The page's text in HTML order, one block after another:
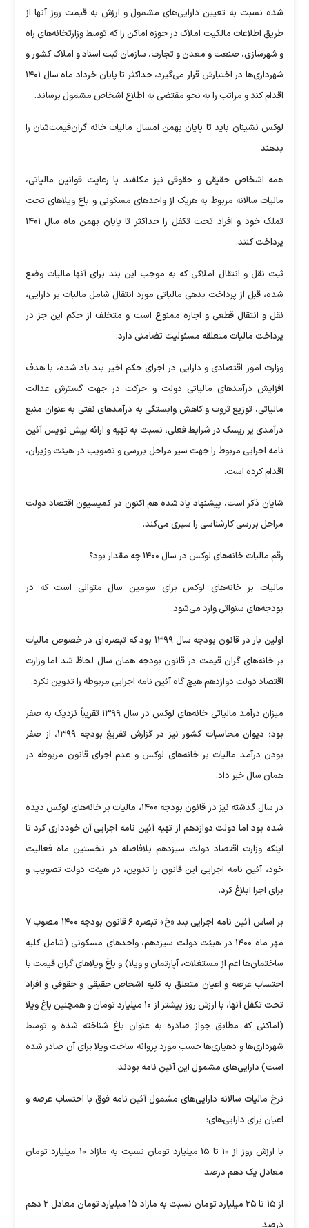
شده نسبت به تعیین دارایی‌های مشمول و ارزش به قیمت روز آنها از
طریق اطلاعات مالکیت املاک در حوزه اماکن را که توسط وزارتخانه‌های راه
و شهرسازی، صنعت و معدن و تجارت، سازمان ثبت اسناد و املاک کشور و
شهرداری‌ها در اختیارش قرار می‌گیرد، حداکثر تا پایان خرداد ماه سال ۱۴۰۱
اقدام کند و مراتب را به نحو مقتضی به اطلاع اشخاص مشمول برساند.
لوکس نشینان باید تا پایان بهمن امسال مالیات خانه گران‌قیمت‌شان را
بدهند
همه اشخاص حقیقی و حقوقی نیز مکلفند با رعایت قوانین مالیاتی،
مالیات سالانه مربوط به هریک از واحدهای مسکونی و باغ ویلاهای تحت
تملک خود و افراد تحت تکفل را حداکثر تا پایان بهمن ماه سال ۱۴۰۱
پرداخت کنند.
ثبت نقل و انتقال املاکی که به موجب این بند برای آنها مالیات وضع
شده، قبل از پرداخت بدهی مالیاتی مورد انتقال شامل مالیات بر دارایی،
نقل و انتقال قطعی و اجاره ممنوع است و متخلف از حکم این جز در
پرداخت مالیات متعلقه مسئولیت تضامنی دارد.
وزارت امور اقتصادی و دارایی در اجرای حکم اخیر بند یاد شده، با هدف
افزایش درآمدهای مالیاتی دولت و حرکت در جهت گسترش عدالت
مالیاتی، توزیع ثروت و کاهش وابستگی به درآمدهای نفتی به عنوان منبع
درآمدی پر ریسک در شرایط فعلی، نسبت به تهیه و ارائه پیش نویس آئین
نامه اجرایی مربوط را جهت سیر مراحل بررسی و تصویب در هیئت وزیران،
اقدام کرده است.
شایان ذکر است، پیشنهاد یاد شده هم اکنون در کمیسیون اقتصاد دولت
مراحل بررسی کارشناسی را سپری می‌کند.
رقم مالیات خانه‌های لوکس در سال ۱۴۰۰ چه مقدار بود؟
مالیات بر خانه‌های لوکس برای سومین سال متوالی است که در
بودجه‌های سنواتی وارد می‌شود.
اولین بار در قانون بودجه سال ۱۳۹۹ بود که تبصره‌ای در خصوص مالیات
بر خانه‌های گران قیمت در قانون بودجه همان سال لحاظ شد اما وزارت
اقتصاد دولت دوازدهم هیچ گاه آئین نامه اجرایی مربوطه را تدوین نکرد.
میزان درآمد مالیاتی خانه‌های لوکس در سال ۱۳۹۹ تقریباً نزدیک به صفر
بود؛ دیوان محاسبات کشور نیز در گزارش تفریغ بودجه ۱۳۹۹، از صفر
بودن درآمد مالیات بر خانه‌های لوکس و عدم اجرای قانون مربوطه در
همان سال خبر داد.
در سال گذشته نیز در قانون بودجه ۱۴۰۰، مالیات بر خانه‌های لوکس دیده
شده بود اما دولت دوازدهم از تهیه آئین نامه اجرایی آن خودداری کرد تا
اینکه وزارت اقتصاد دولت سیزدهم بلافاصله در نخستین ماه فعالیت
خود، آئین نامه اجرایی این قانون را تدوین، در هیئت دولت تصویب و
برای اجرا ابلاغ کرد.
بر اساس آئین نامه اجرایی بند «خ» تبصره ۶ قانون بودجه ۱۴۰۰ مصوب ۷
مهر ماه ۱۴۰۰ در هیئت دولت سیزدهم، واحدهای مسکونی (شامل کلیه
ساختمان‌ها اعم از مستغلات، آپارتمان و ویلا) و باغ ویلاهای گران قیمت با
احتساب عرصه و اعیان متعلق به کلیه اشخاص حقیقی و حقوقی و افراد
تحت تکفل آنها، با ارزش روز بیشتر از ۱۰ میلیارد تومان و همچنین باغ ویلا
(اماکنی که مطابق جواز صادره به عنوان باغ شناخته شده و توسط
شهرداری‌ها و دهیاری‌ها حسب مورد پروانه ساخت ویلا برای آن صادر شده
است) دارایی‌های مشمول این آئین نامه بودند.
نرخ مالیات سالانه دارایی‌های مشمول آئین نامه فوق با احتساب عرصه و
اعیان برای دارایی‌های:
با ارزش روز از ۱۰ تا ۱۵ میلیارد تومان نسبت به مازاد ۱۰ میلیارد تومان
معادل یک دهم درصد
از ۱۵ تا ۲۵ میلیارد تومان نسبت به مازاد ۱۵ میلیارد تومان معادل ۲ دهم
درصد